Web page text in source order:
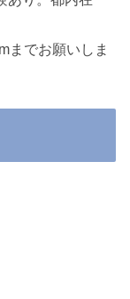
までお願いしま